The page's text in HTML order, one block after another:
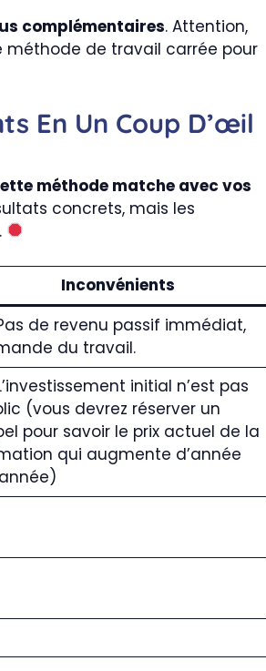
complémentaires. Attention,
méthode de travail carrée pour
En Un Coup D’œil
méthode matche avec vos
concrets, mais les
Inconvénients
de revenu passif immédiat,
du travail.
initial n’est pas
(vous devrez réserver un
pour savoir le prix actuel de la
qui augmente d’année